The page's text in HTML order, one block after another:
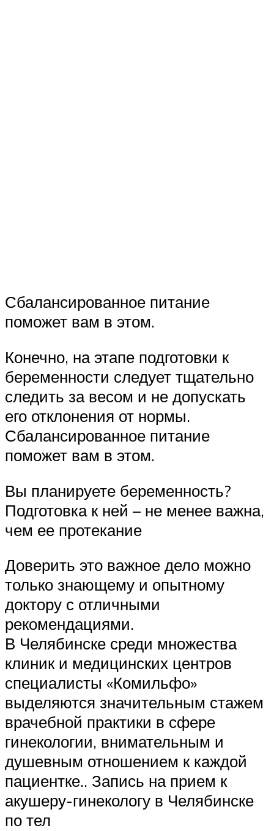
Сбалансированное питание
поможет вам в этом.
Конечно, на этапе подготовки к
беременности следует тщательно
следить за весом и не допускать
его отклонения от нормы.
Сбалансированное питание
поможет вам в этом.
Вы планируете беременность?
Подготовка к ней – не менее важна,
чем ее протекание
Доверить это важное дело можно
только знающему и опытному
доктору с отличными
рекомендациями.
В Челябинске среди множества
клиник и медицинских центров
специалисты «Комильфо»
выделяются значительным стажем
врачебной практики в сфере
гинекологии, внимательным и
душевным отношением к каждой
пациентке.. Запись на прием к
акушеру-гинекологу в Челябинске
по тел